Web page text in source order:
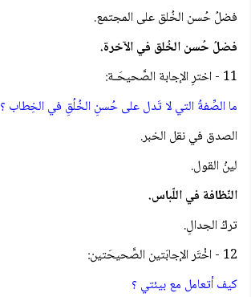
فضلُ حُسن الخُلق على المجتمع.
فضلُ حُسن الخُلق في الآخرة.
11 - اخترِ الإجابة الصَّحيحَـة:
ما الصِّفةُ التي لا تَدل على حُسنِ الخُلُقِ في الخِطاب ؟
الصدق في نقل الخبر.
لينُ القول.
النّظافة في اللّباس.
تركُ الجدالِ.
12 - اخْتَر الإجابَتين الصَّحيحَتين:
كيف أتعامل مع بيئتي ؟